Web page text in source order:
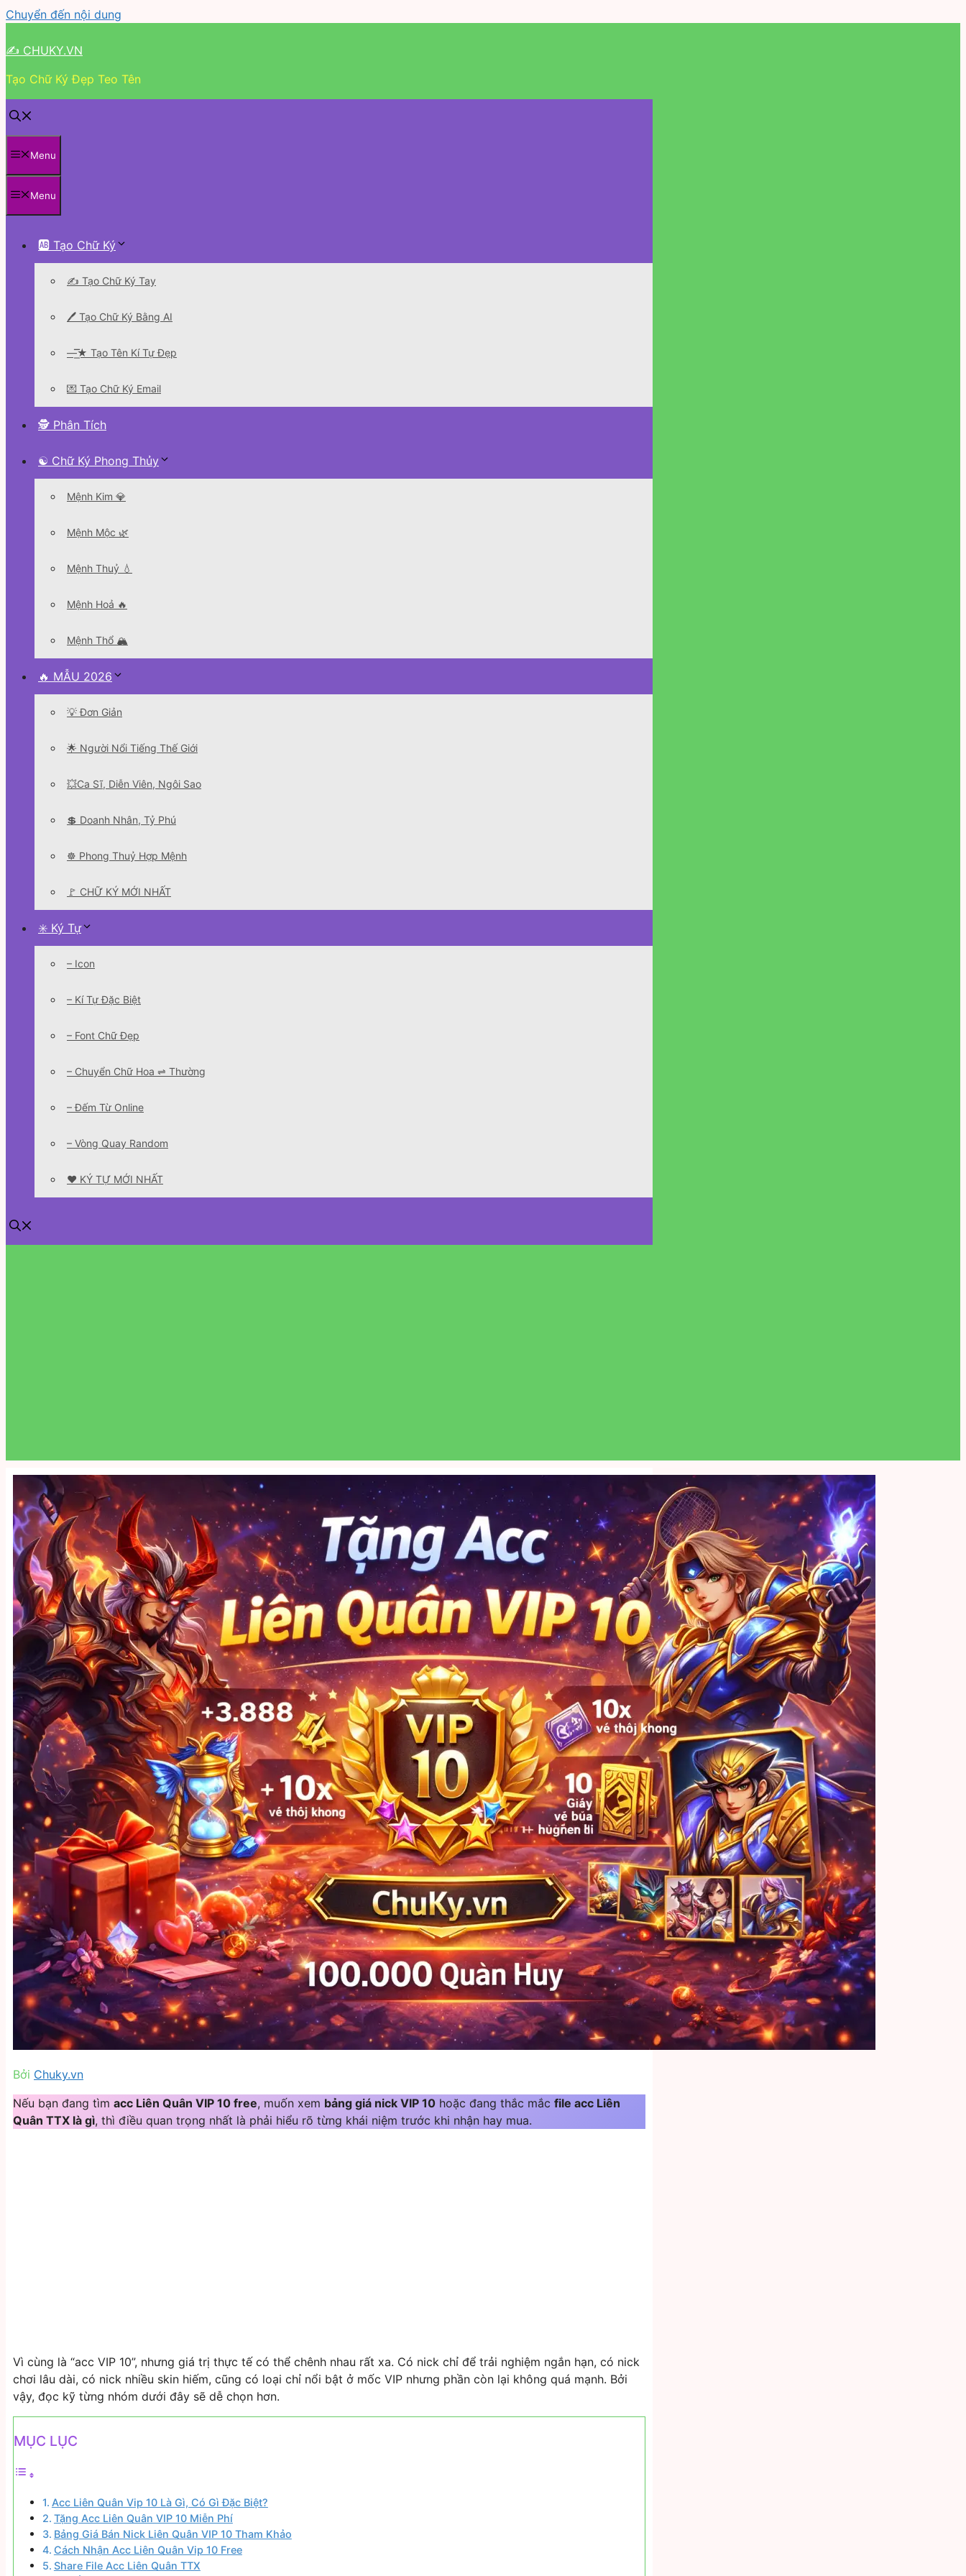
Chuyển đến nội dung
✍ CHUKY.VN
Tạo Chữ Ký Đẹp Teo Tên
Menu
Menu
🆎 Tạo Chữ Ký
✍️ Tạo Chữ Ký Tay
🖊 Tạo Chữ Ký Bằng AI
—͟͞͞★ Tạo Tên Kí Tự Đẹp
💌 Tạo Chữ Ký Email
🕵 Phân Tích
☯ Chữ Ký Phong Thủy
Mệnh Kim 💎
Mệnh Mộc 🌿
Mệnh Thuỷ 💧
Mệnh Hoả 🔥
Mệnh Thổ 🏔️
🔥 MẪU 2026
💡 Đơn Giản
🌟 Người Nổi Tiếng Thế Giới
💥Ca Sĩ, Diễn Viên, Ngôi Sao
💲 Doanh Nhân, Tỷ Phú
☸️ Phong Thuỷ Hợp Mệnh
🚩 CHỮ KÝ MỚI NHẤT
✳️ Ký Tự
– Icon
– Kí Tự Đặc Biệt
– Font Chữ Đẹp
– Chuyển Chữ Hoa ⇌ Thường
– Đếm Từ Online
– Vòng Quay Random
❤️ KÝ TỰ MỚI NHẤT
Bởi Chuky.vn
Nếu bạn đang tìm acc Liên Quân VIP 10 free, muốn xem bảng giá nick VIP 10 hoặc đang thắc mắc file acc Liên
Quân TTX là gì, thì điều quan trọng nhất là phải hiểu rõ từng khái niệm trước khi nhận hay mua.
Vì cùng là “acc VIP 10”, nhưng giá trị thực tế có thể chênh nhau rất xa. Có nick chỉ để trải nghiệm ngắn hạn, có nick
chơi lâu dài, có nick nhiều skin hiếm, cũng có loại chỉ nổi bật ở mốc VIP nhưng phần còn lại không quá mạnh. Bởi
vậy, đọc kỹ từng nhóm dưới đây sẽ dễ chọn hơn.
MỤC LỤC
Acc Liên Quân Vip 10 Là Gì, Có Gì Đặc Biệt?
Tặng Acc Liên Quân VIP 10 Miễn Phí
Bảng Giá Bán Nick Liên Quân VIP 10 Tham Khảo
Cách Nhận Acc Liên Quân Vip 10 Free
Share File Acc Liên Quân TTX